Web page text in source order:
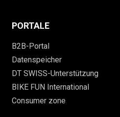
PORTALE
B2B-Portal
Datenspeicher
DT SWISS-Unterstützung
BIKE FUN International
Consumer zone